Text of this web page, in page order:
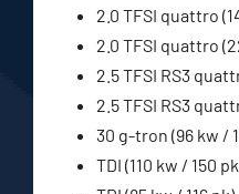
2.0 TFSI quattro
2.0 TFSI quattro
2.5 TFSI RS3
2.5 TFSI RS3
30 g-tron (96 kw /
TDI (110 kw / 150